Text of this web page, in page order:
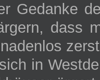
Gedanke
dass
in